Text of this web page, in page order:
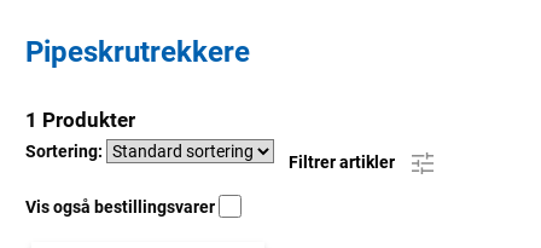
Pipeskrutrekkere
1 Produkter
Sortering:
Filtrer artikler
Vis også bestillingsvarer